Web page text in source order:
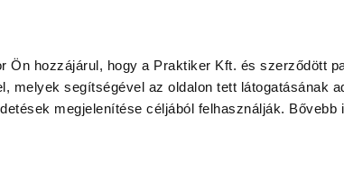
Ön hozzájárul, hogy a Praktiker Kft. és szerződött
melyek segítségével az oldalon tett látogatásának
megjelenítése céljából felhasználják. Bővebb
Szakiajánló Ügyintézés és Információ